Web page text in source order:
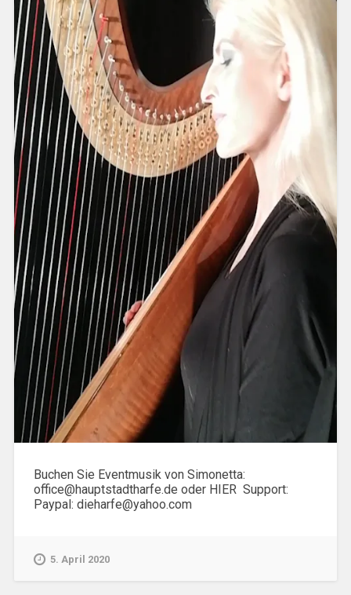
Buchen Sie Eventmusik von Simonetta:
office@hauptstadtharfe.de oder HIER Support:
Paypal: dieharfe@yahoo.com
5. April 2020